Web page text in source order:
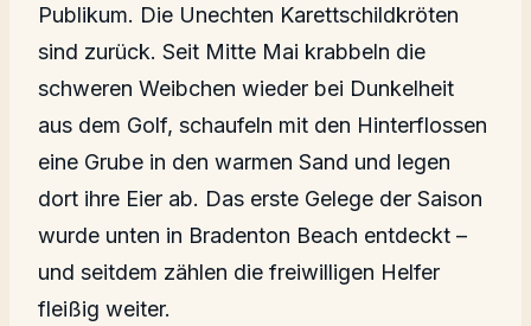
Publikum. Die Unechten Karettschildkröten
sind zurück. Seit Mitte Mai krabbeln die
schweren Weibchen wieder bei Dunkelheit
aus dem Golf, schaufeln mit den Hinterflossen
eine Grube in den warmen Sand und legen
dort ihre Eier ab. Das erste Gelege der Saison
wurde unten in Bradenton Beach entdeckt –
und seitdem zählen die freiwilligen Helfer
fleißig weiter.